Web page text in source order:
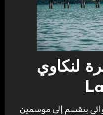
لنكاوي
ينقسم إلى موسمين